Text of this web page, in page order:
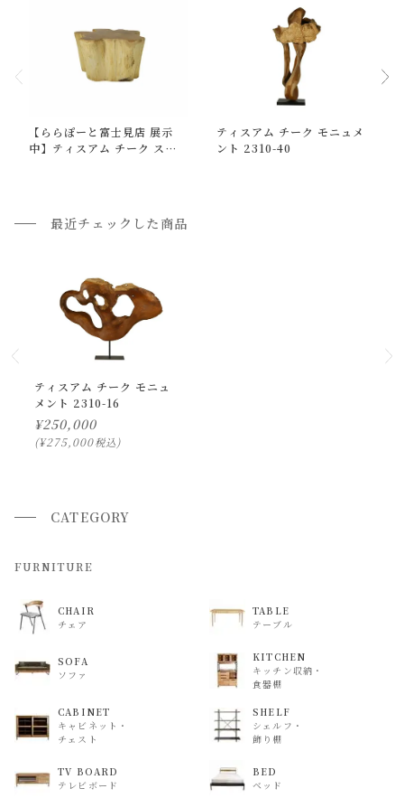
通常配送の場合、お品物は玄関前での引渡しとなります。
■ご不明な点やご希望がございましたら、お気軽にお問い合
小型商品の日時・時間指定について
お届け時間帯(大型以外) は、
ます。
申し訳ございませんが、具体的な時間帯指定をしての出荷は
できません。
また、日曜・祝日は、時間帯指定ができません。
いませ 。
返品・交換について
ご覧ください。
【ららぽーと富士見店 展示
中】ティスアム チーク スツ
ティスアム チーク モニュメ
ント 2310-40
最近チェックした商品
ティスアム チーク モニュ
メント 2310-16
¥250,000
¥275,000税込
CATEGORY
FURNITURE
CHAIR
チェア
TABLE
テーブル
SOFA
ソファ
KITCHEN
キッチン収納・
食器棚
CABINET
キャビネット・
チェスト
SHELF
シェルフ・
飾り棚
TV BOARD
テレビボード
BED
ベッド